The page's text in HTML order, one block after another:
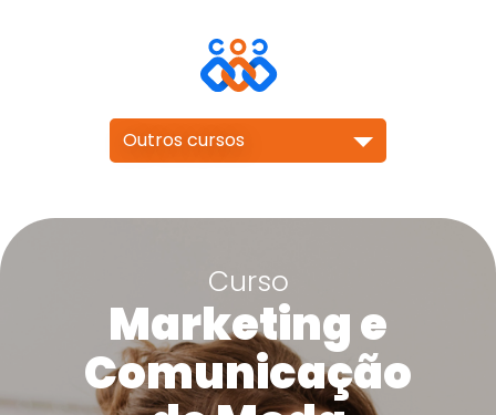
Outros cursos
Curso
Marketing e
Comunicação